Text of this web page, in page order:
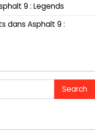
9 : Legends
dans Asphalt 9 :